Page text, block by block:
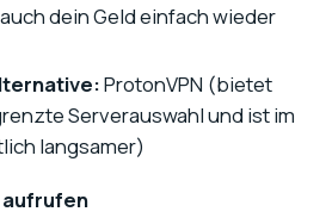
dein Geld einfach wieder
ProtonVPN (bietet
Serverauswahl und ist im
langsamer)